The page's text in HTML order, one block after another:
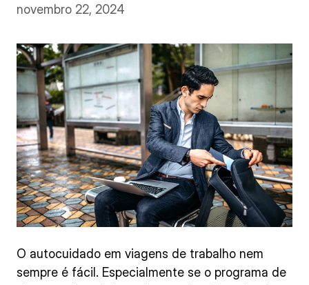
novembro 22, 2024
O autocuidado em viagens de trabalho nem
sempre é fácil. Especialmente se o programa de